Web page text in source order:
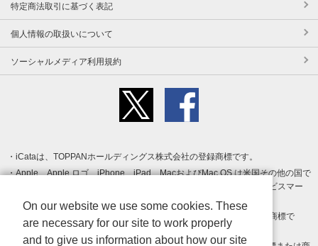
特定商法取引に基づく表記
個人情報の取扱いについて
ソーシャルメディア利用規約
iCataは、TOPPANホールディングス株式会社の登録商標です。
Apple、Apple ロゴ、iPhone、iPad、MacおよびMac OS は米国その他の国で
登録された Apple Inc. の商標です。App Store は Apple Inc. のサービスマー
クです。
Android、Google Play および Google Play ロゴ は Google LLC の商標で
す。
On our website we use some cookies. These
are necessary for our site to work properly
and to give us information about how our site